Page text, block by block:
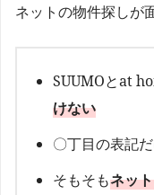
ネットの物件探しが
SUUMOとat
けない
〇丁目の表記だ
そもそもネッ